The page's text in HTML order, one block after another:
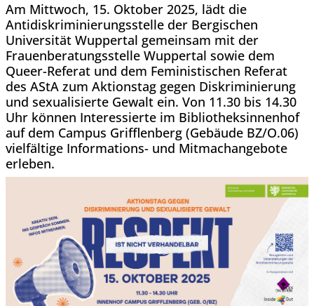
Am Mittwoch, 15. Oktober 2025, lädt die
Antidiskriminierungsstelle der Bergischen
Universität Wuppertal gemeinsam mit der
Frauenberatungsstelle Wuppertal sowie dem
Queer-Referat und dem Feministischen Referat
des AStA zum Aktionstag gegen Diskriminierung
und sexualisierte Gewalt ein. Von 11.30 bis 14.30
Uhr können Interessierte im Bibliotheksinnenhof
auf dem Campus Grifflenberg (Gebäude BZ/O.06)
vielfältige Informations- und Mitmachangebote
erleben.